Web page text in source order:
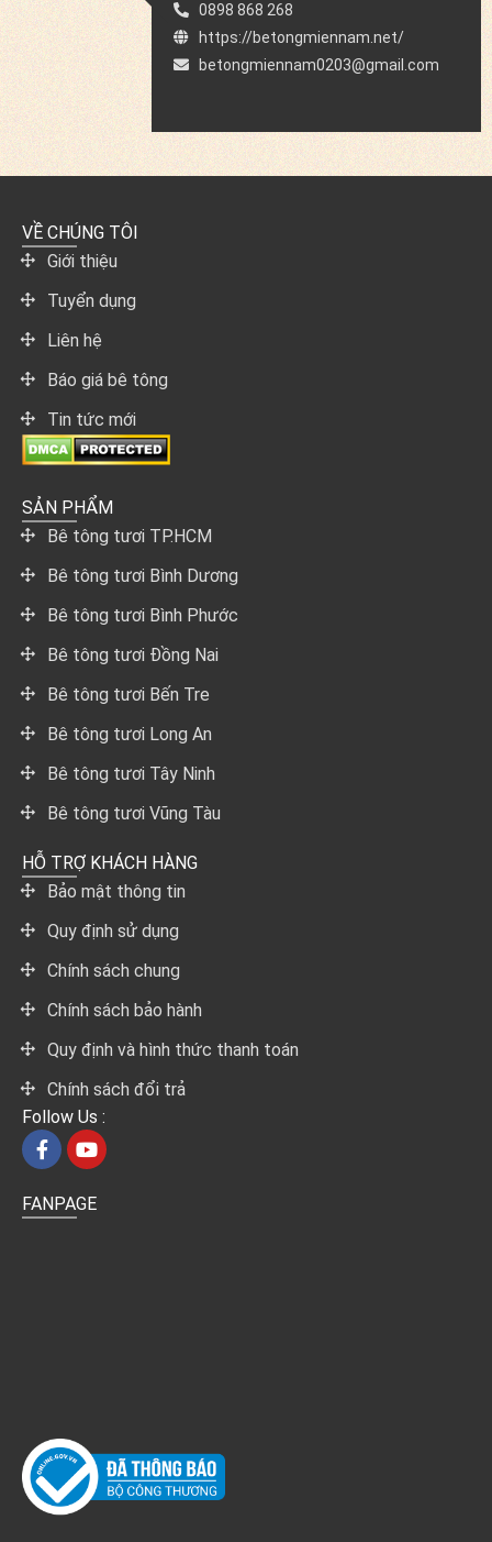
0898 868 268
https://betongmiennam.net/
betongmiennam0203@gmail.com
VỀ CHÚNG TÔI
Giới thiệu
Tuyển dụng
Liên hệ
Báo giá bê tông
Tin tức mới
SẢN PHẨM
Bê tông tươi TP.HCM
Bê tông tươi Bình Dương
Bê tông tươi Bình Phước
Bê tông tươi Đồng Nai
Bê tông tươi Bến Tre
Bê tông tươi Long An
Bê tông tươi Tây Ninh
Bê tông tươi Vũng Tàu
HỖ TRỢ KHÁCH HÀNG
Bảo mật thông tin
Quy định sử dụng
Chính sách chung
Chính sách bảo hành
Quy định và hình thức thanh toán
Chính sách đổi trả
Follow Us :
FANPAGE